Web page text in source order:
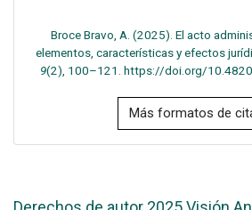
Broce Bravo, A. (2025). El acto
elementos, características y efectos
9(2), 100–121. https://doi.org/
Más formatos de